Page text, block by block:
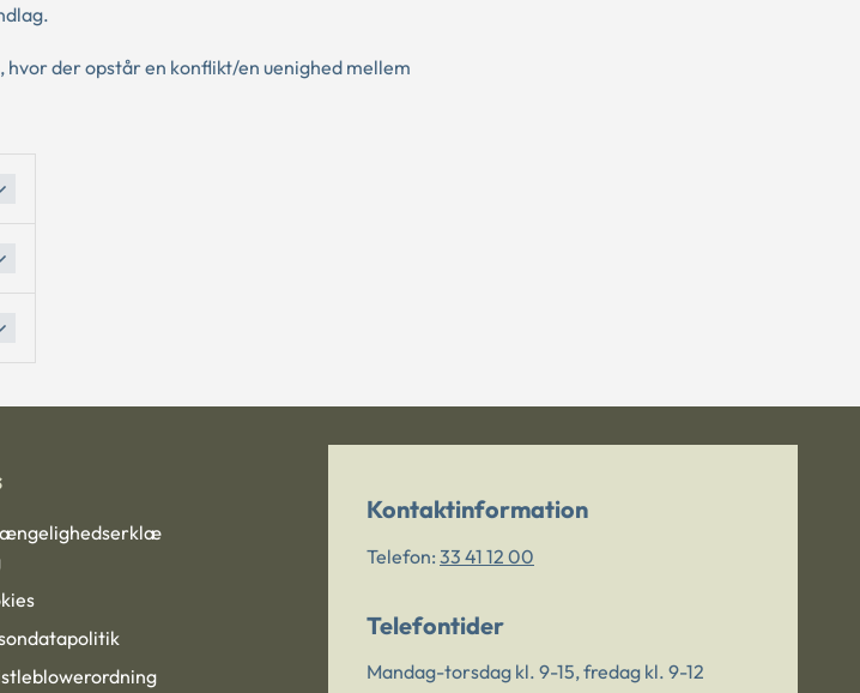
der opstår en konflikt/en uenighed mellem
Kontaktinformation
Telefon: 33 41 12 00
Telefontider
Mandag-torsdag kl. 9-15, fredag kl. 9-12